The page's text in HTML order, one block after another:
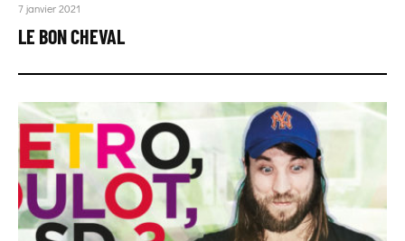
7 janvier 2021
LE BON CHEVAL